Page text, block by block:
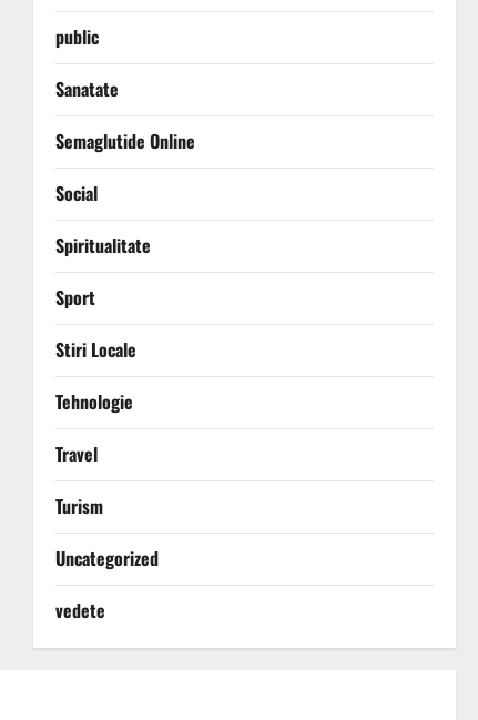
public
Sanatate
Semaglutide Online
Social
Spiritualitate
Sport
Stiri Locale
Tehnologie
Travel
Turism
Uncategorized
vedete